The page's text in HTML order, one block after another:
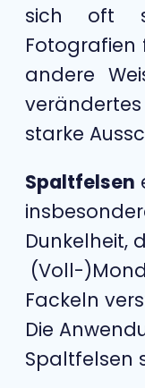
sich oft
andere
starke
Spaltfelsen
Dunkelheit,
(Voll-
Fackeln
Die